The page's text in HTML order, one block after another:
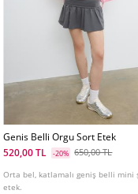
Genis Belli Orgu Sort Etek
520,00 TL
-20% 650,00 TL
Orta bel, katlamalı geniş belli mini
etek.